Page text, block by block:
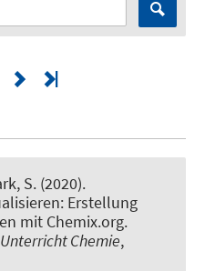
S. (2020).
Erstellung
mit Chemix.org.
Chemie,